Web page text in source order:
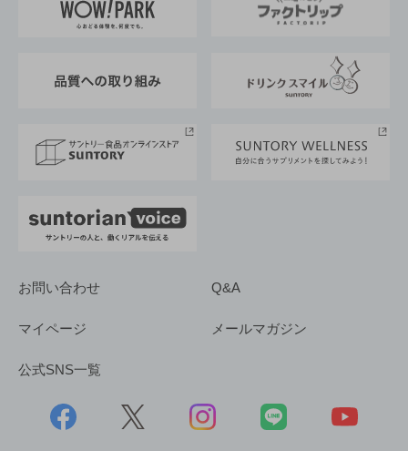
地域情報
サントリーサンバーズ大阪
サントリーが考えるサステナビリティ経営
企業概要
採用情報
お問い合わせ Q&A
マイページ メールマガジン
公式SNS一覧